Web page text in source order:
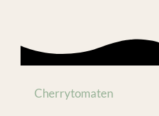
Cherrytomaten